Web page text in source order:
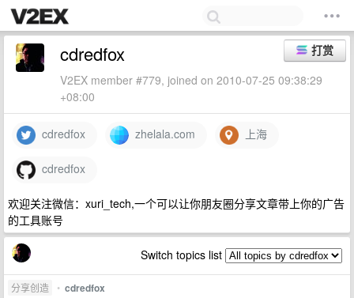
打赏
cdredfox
V2EX member #779, joined on 2010-07-25 09:38:29
+08:00
cdredfox zhelala.com 上海
cdredfox
欢迎关注微信：xuri_tech,一个可以让你朋友圈分享文章带上你的广告
的工具账号
Switch topics list
分享创造 • cdredfox